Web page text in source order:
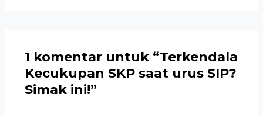
1 komentar untuk “Terkendala
Kecukupan SKP saat urus SIP?
Simak ini!”